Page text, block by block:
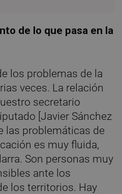
de lo que pasa en la
los problemas de la
veces. La relación
secretario
[Javier Sánchez
las problemáticas de
es muy fluida,
Son personas muy
ante los
los territorios. Hay